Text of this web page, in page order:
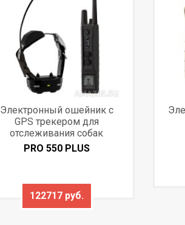
Электронный ошейник с
GPS трекером для
отслеживания собак
PRO 550 PLUS
122717 руб.